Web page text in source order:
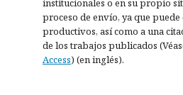
institucionales o en su propio
proceso de envío, ya que
productivos, así como a una
de los trabajos publicados
Access) (en inglés).